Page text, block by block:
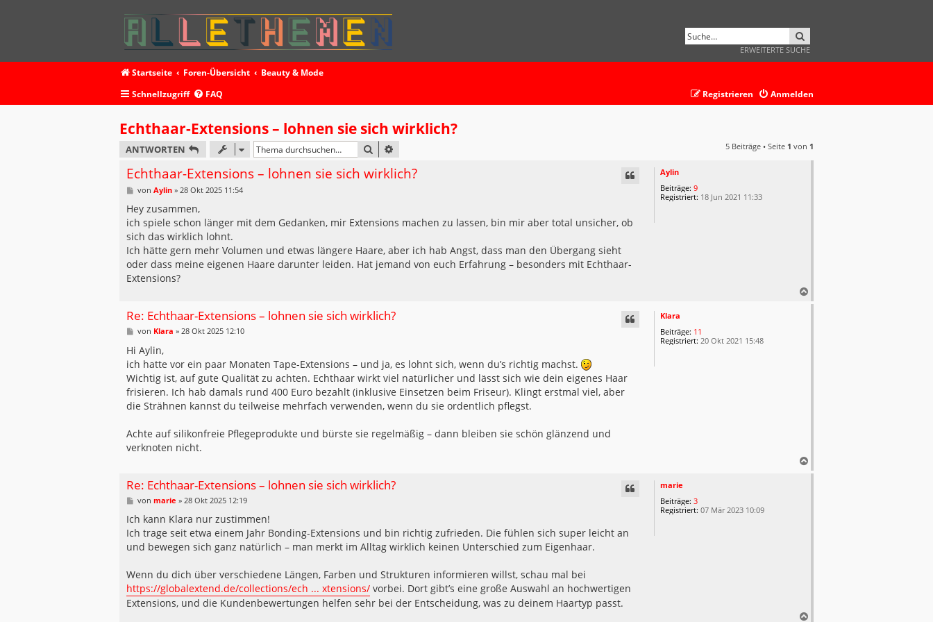
ERWEITERTE SUCHE
Startseite Foren-Übersicht
Beauty & Mode
Schnellzugriff
FAQ Anmelden
Registrieren
Echthaar-Extensions – lohnen sie sich wirklich?
ANTWORTEN SUCHE 5 Beiträge • Seite 1 von 1
Aylin
Beiträge: 9
Registriert: 18 Jun 2021 11:33
Echthaar-Extensions – lohnen sie sich wirklich?
B
i
r
a
g
von Aylin» 28 Okt 2025 11:54
Hey zusammen,
ich spiele schon länger mit dem Gedanken, mir Extensions machen zu lassen, bin mir aber total unsicher, ob
sich das wirklich lohnt.
Ich hätte gern mehr Volumen und etwas längere Haare, aber ich hab Angst, dass man den Übergang sieht
oder dass meine eigenen Haare darunter leiden. Hat jemand von euch Erfahrung – besonders mit Echthaar-
Extensions?
a
Klara
Beiträge: 11
Registriert: 20 Okt 2021 15:48
Re: Echthaar-Extensions – lohnen sie sich wirklich?
B
i
t
r
a
g
von Klara » 28 Okt 2025 12:10
Hi Aylin,
ich hatte vor ein paar Monaten Tape-Extensions – und ja, es lohnt sich, wenn du’s richtig machst.
Wichtig ist, auf gute Qualität zu achten. Echthaar wirkt viel natürlicher und lässt sich wie dein eigenes Haar
frisieren. Ich hab damals rund 400 Euro bezahlt (inklusive Einsetzen beim Friseur). Klingt erstmal viel, aber
die Strähnen kannst du teilweise mehrfach verwenden, wenn du sie ordentlich pflegst.
Achte auf silikonfreie Pflegeprodukte und bürste sie regelmäßig – dann bleiben sie schön glänzend und
verknoten nicht.
a
marie
Beiträge: 3
Registriert: 07 Mär 2023 10:09
Re: Echthaar-Extensions – lohnen sie sich wirklich?
B
i
r
a
g
von marie » 28 Okt 2025 12:19
Ich kann Klara nur zustimmen!
Ich trage seit etwa einem Jahr Bonding-Extensions und bin richtig zufrieden. Die fühlen sich super leicht an
und bewegen sich ganz natürlich – man merkt im Alltag wirklich keinen Unterschied zum Eigenhaar.
Wenn du dich über verschiedene Längen, Farben und Strukturen informieren willst, schau mal bei
https://globalextend.de/collections/ech ... xtensions/ vorbei. Dort gibt’s eine große Auswahl an hochwertigen
Extensions, und die Kundenbewertungen helfen sehr bei der Entscheidung, was zu deinem Haartyp passt.